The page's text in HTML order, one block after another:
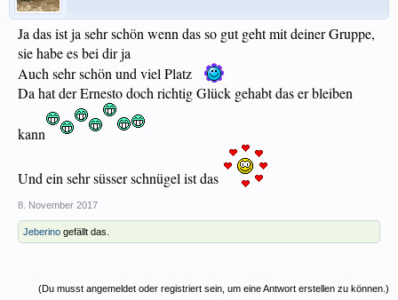
Ja das ist ja sehr schön wenn das so gut geht mit deiner Gruppe,
sie habe es bei dir ja
Auch sehr schön und viel Platz
Da hat der Ernesto doch richtig Glück gehabt das er bleiben
kann
Und ein sehr süsser schnügel ist das
8. November 2017
Jeberino gefällt das.
(Du musst angemeldet oder registriert sein, um eine Antwort erstellen zu können.)